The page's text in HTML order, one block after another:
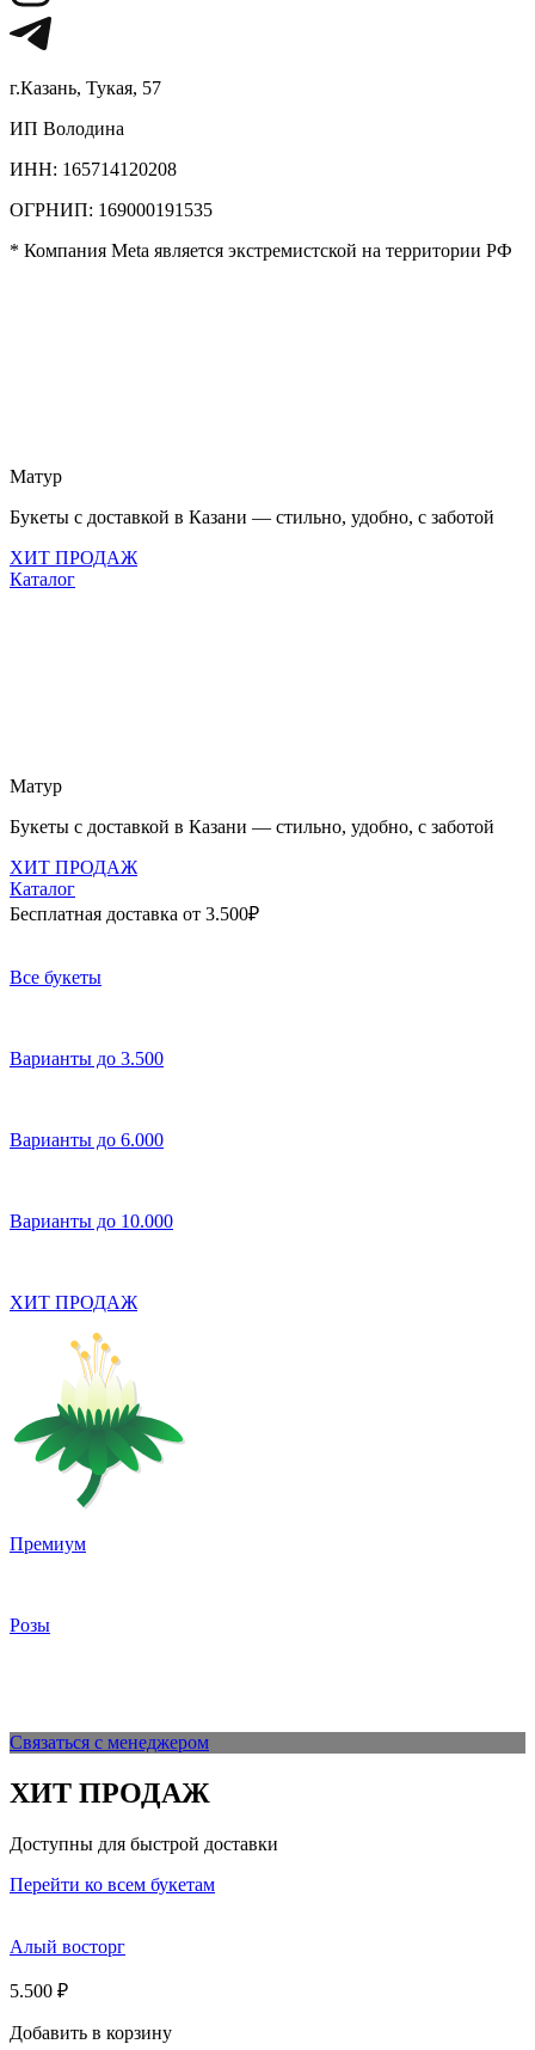
г.Казань, Тукая, 57
ИП Володина
ИНН: 165714120208
ОГРНИП: 169000191535
* Компания Meta является экстремистской на территории РФ
Матур
Букеты с доставкой в Казани — стильно, удобно, с заботой
ХИТ ПРОДАЖ
Каталог
Матур
Букеты с доставкой в Казани — стильно, удобно, с заботой
ХИТ ПРОДАЖ
Каталог
Бесплатная доставка от 3.500₽
Все букеты
Варианты до 3.500
Варианты до 6.000
Варианты до 10.000
ХИТ ПРОДАЖ
Премиум
Розы
Связаться с менеджером
ХИТ ПРОДАЖ
Доступны для быстрой доставки
Перейти ко всем букетам
Алый восторг
5.500 ₽
Добавить в корзину